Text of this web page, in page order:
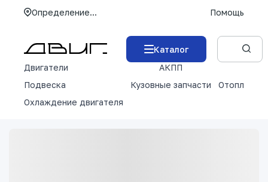
Определение... Помощь
Каталог
Двигатели
АКПП
Подвеска
Кузовные запчасти
Отопление
Охлаждение двигателя